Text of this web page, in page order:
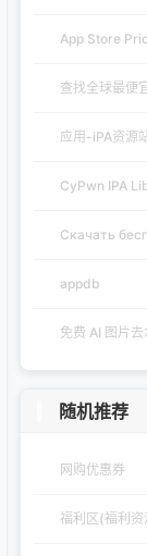
App Store
查找全球最便
应用-iPA资源
CyPwn IPA
Скачать
appdb
免费 AI 图片
随机推荐
网购优惠券
福利区(福利资